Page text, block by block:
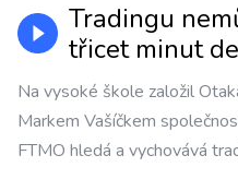
Tradingu
třicet minut
Na vysoké škole založil
Markem Vašíčkem
FTMO hledá a vychovává